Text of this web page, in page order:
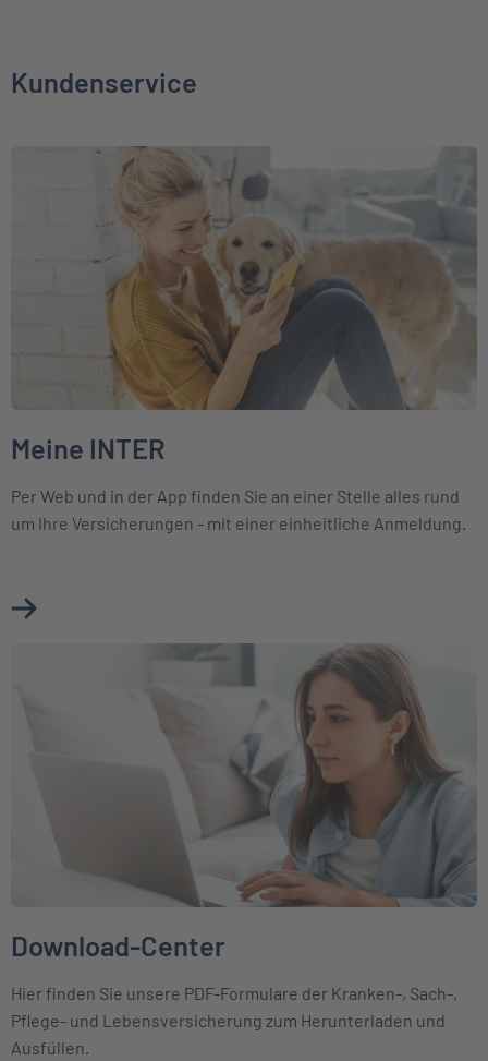
Kundenservice
Weiter zu Meine INTER
Meine INTER
Per Web und in der App finden Sie an einer Stelle alles rund
um Ihre Versicherungen - mit einer einheitliche Anmeldung.
Mehr über Meine INTER erfahren
Weiter zu Download-Center
Download-Center
Hier finden Sie unsere PDF-Formulare der Kranken-, Sach-,
Pflege- und Lebensversicherung zum Herunterladen und
Ausfüllen.